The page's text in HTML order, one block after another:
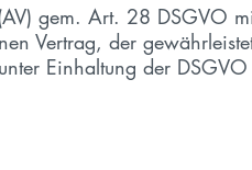
gem. Art. 28 DSGVO
Vertrag, der
Einhaltung der DSGVO